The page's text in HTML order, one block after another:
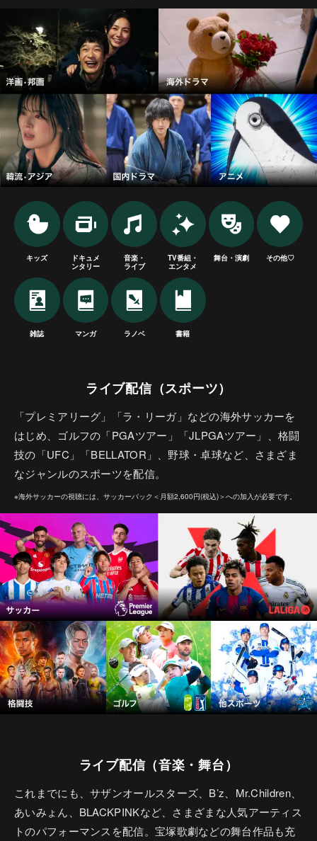
キッズ
ドキュメ
ンタリー
音楽・
ライブ
TV番組・
エンタメ
舞台・演劇 その他♡
雑誌 マンガ ラノベ 書籍
ライブ配信（スポーツ）
「プレミアリーグ」「ラ・リーガ」などの海外サッカーを
はじめ、ゴルフの「PGAツアー」「JLPGAツアー」、格闘
技の「UFC」「BELLATOR」、野球・卓球など、さまざま
なジャンルのスポーツを配信。
※海外サッカーの視聴には、サッカーパック＜月額2,600円(税込)＞への加入が必要です。
ライブ配信（音楽・舞台）
これまでにも、サザンオールスターズ、B’z、Mr.Children、
あいみょん、BLACKPINKなど、さまざまな人気アーティス
トのパフォーマンスを配信。宝塚歌劇などの舞台作品も充